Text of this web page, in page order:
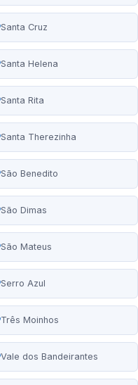
Santa Cruz
Santa Helena
Santa Rita
Santa Therezinha
São Benedito
São Dimas
São Mateus
Serro Azul
Três Moinhos
Vale dos Bandeirantes